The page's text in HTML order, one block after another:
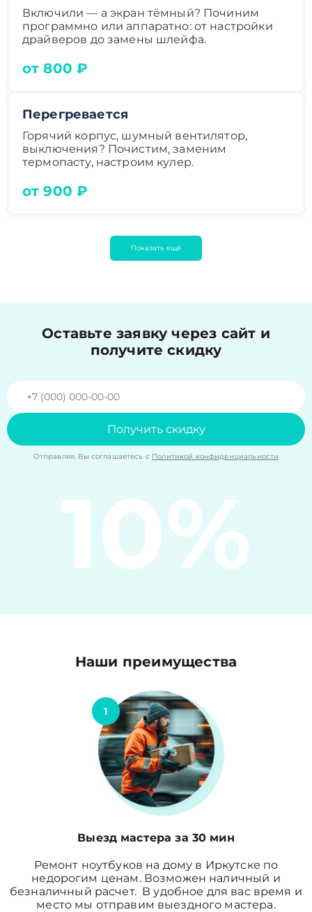
Включили — а экран тёмный? Починим
программно или аппаратно: от настройки
драйверов до замены шлейфа.
от 800 ₽
Перегревается
Горячий корпус, шумный вентилятор,
выключения? Почистим, заменим
термопасту, настроим кулер.
от 900 ₽
Показать ещё
Оставьте заявку через сайт и
получите скидку
Получить скидку
Отправляя, Вы соглашаетесь с Политикой конфиденциальности
10%
Наши преимущества
1
Выезд мастера за 30 мин
Ремонт ноутбуков на дому в Иркутске по
недорогим ценам. Возможен наличный и
безналичный расчет. В удобное для вас время и
место мы отправим выездного мастера.